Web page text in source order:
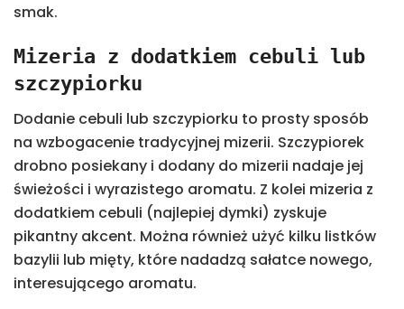
smak.
Mizeria z dodatkiem cebuli lub
szczypiorku
Dodanie cebuli lub szczypiorku to prosty sposób
na wzbogacenie tradycyjnej mizerii. Szczypiorek
drobno posiekany i dodany do mizerii nadaje jej
świeżości i wyrazistego aromatu. Z kolei mizeria z
dodatkiem cebuli (najlepiej dymki) zyskuje
pikantny akcent. Można również użyć kilku listków
bazylii lub mięty, które nadadzą sałatce nowego,
interesującego aromatu.